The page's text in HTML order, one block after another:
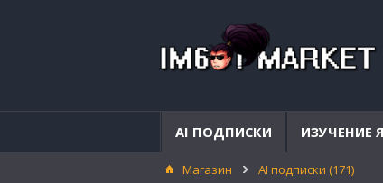
AI ПОДПИСКИ ИЗУЧЕНИЕ
Магазин AI подписки (171)